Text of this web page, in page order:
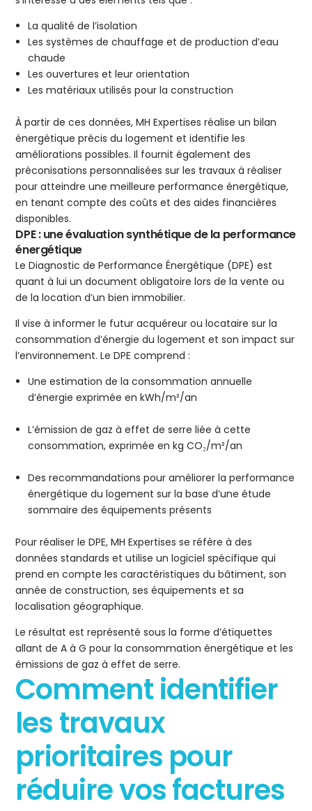
La qualité de l’isolation
Les systèmes de chauffage et de production d’eau
chaude
Les ouvertures et leur orientation
Les matériaux utilisés pour la construction
À partir de ces données, MH Expertises réalise un bilan
énergétique précis du logement et identifie les
améliorations possibles. Il fournit également des
préconisations personnalisées sur les travaux à réaliser
pour atteindre une meilleure performance énergétique,
en tenant compte des coûts et des aides financières
disponibles.
DPE : une évaluation synthétique de la performance
énergétique
Le Diagnostic de Performance Énergétique (DPE) est
quant à lui un document obligatoire lors de la vente ou
de la location d’un bien immobilier.
Il vise à informer le futur acquéreur ou locataire sur la
consommation d’énergie du logement et son impact sur
l’environnement. Le DPE comprend :
Une estimation de la consommation annuelle
d’énergie exprimée en kWh/m²/an
L’émission de gaz à effet de serre liée à cette
consommation, exprimée en kg CO₂/m²/an
Des recommandations pour améliorer la performance
énergétique du logement sur la base d’une étude
sommaire des équipements présents
Pour réaliser le DPE, MH Expertises se réfère à des
données standards et utilise un logiciel spécifique qui
prend en compte les caractéristiques du bâtiment, son
année de construction, ses équipements et sa
localisation géographique.
Le résultat est représenté sous la forme d’étiquettes
allant de A à G pour la consommation énergétique et les
émissions de gaz à effet de serre.
Comment identifier
les travaux
prioritaires pour
réduire vos factures